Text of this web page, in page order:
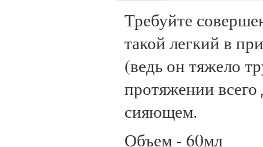
Требуйте
такой легкий в
(ведь он тяжело
протяжении
сияющем.
Объем - 60мл